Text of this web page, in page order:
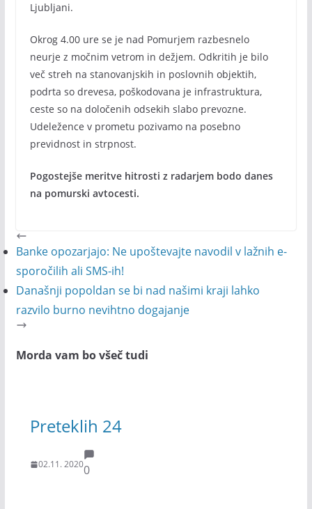
Ljubljani.
Okrog 4.00 ure se je nad Pomurjem razbesnelo
neurje z močnim vetrom in dežjem. Odkritih je bilo
več streh na stanovanjskih in poslovnih objektih,
podrta so drevesa, poškodovana je infrastruktura,
ceste so na določenih odsekih slabo prevozne.
Udeležence v prometu pozivamo na posebno
previdnost in strpnost.
Pogostejše meritve hitrosti z radarjem bodo danes
na pomurski avtocesti.
Banke opozarjajo: Ne upoštevajte navodil v lažnih e-
sporočilih ali SMS-ih!
Današnji popoldan se bi nad našimi kraji lahko
razvilo burno nevihtno dogajanje
Morda vam bo všeč tudi
Preteklih 24
02.11. 20200